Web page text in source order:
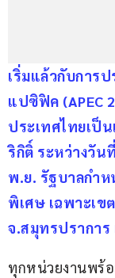
เริ่มแล้วกับการ
แปซิฟิค (APEC
ประเทศไทยเป็
ริกิติ์ ระหว่างวัน
พ.ย. รัฐบาลกำ
พิเศษ เฉพาะเ
จ.สมุทรปราการ
ทุกหน่วยงานพร้